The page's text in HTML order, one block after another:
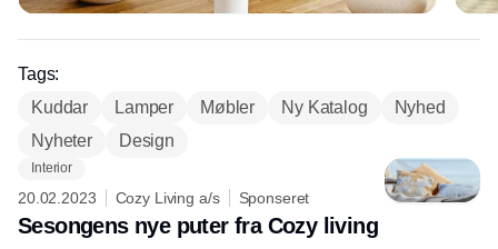
Tags:
Kuddar
Lamper Møbler Ny Katalog
Nyhed
Nyheter
Design
Interior
20.02.2023 Cozy Living a/s Sponseret
Sesongens nye puter fra Cozy living